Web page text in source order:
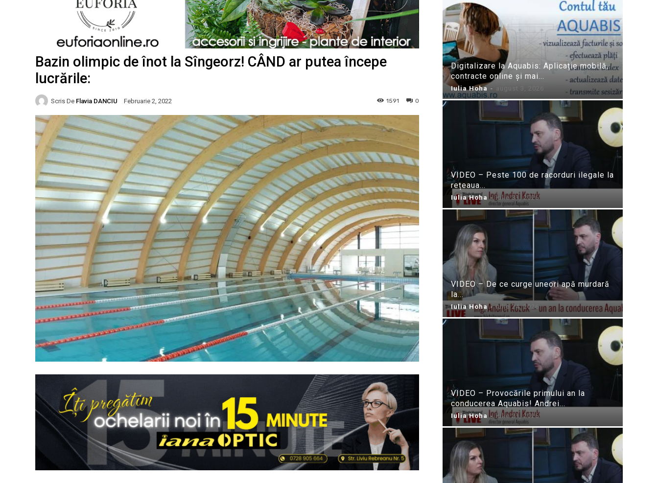
Bazin olimpic de înot la Sîngeorz! CÂND ar putea începe
lucrările:
Scris De Flavia DANCIU Februarie 2, 2022 0
1591
Digitalizare la Aquabis: Aplicație mobilă,
contracte online și mai...
Iulia Hoha - august 3, 2026
VIDEO – Peste 100 de racorduri ilegale la
rețeaua...
Iulia Hoha - iulie 31, 2026
VIDEO – De ce curge uneori apă murdară
la...
Iulia Hoha - iulie 24, 2026
VIDEO – Provocările primului an la
conducerea Aquabis! Andrei...
Iulia Hoha - iulie 21, 2026